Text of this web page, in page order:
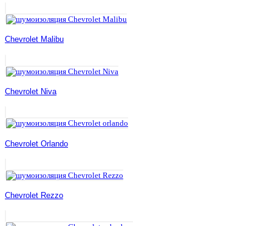
Chevrolet Malibu
Chevrolet Niva
Chevrolet Orlando
Chevrolet Rezzo